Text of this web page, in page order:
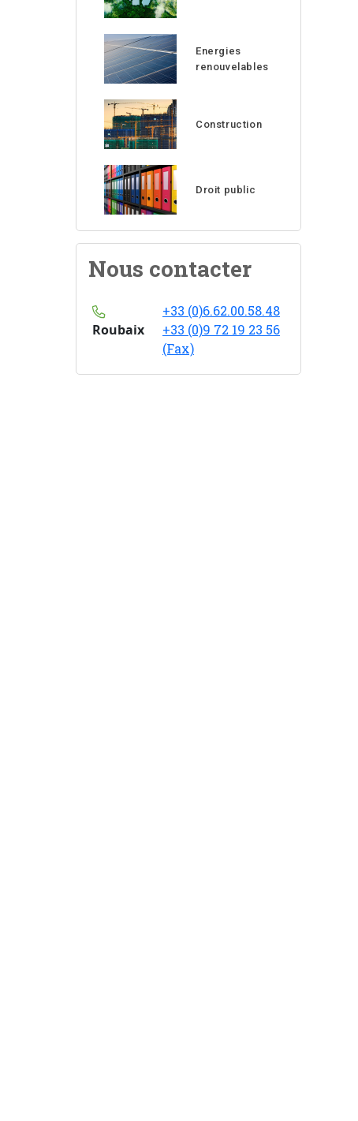
Energies
renouvelables
Construction
Droit public
Nous contacter
Roubaix
+33 (0)6.62.00.58.48
+33 (0)9 72 19 23 56
(Fax)